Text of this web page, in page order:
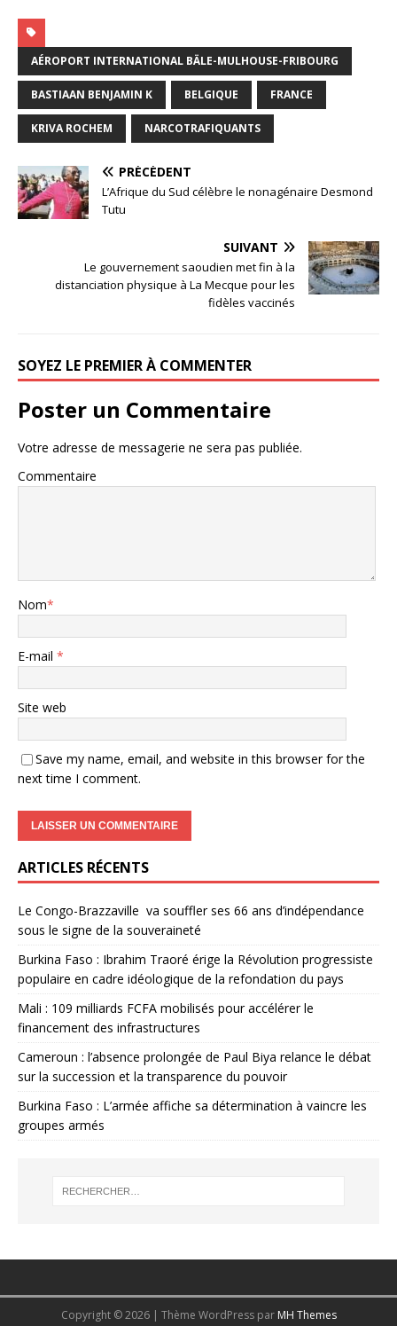
AÉROPORT INTERNATIONAL BÄLE-MULHOUSE-FRIBOURG
BASTIAAN BENJAMIN K BELGIQUE FRANCE
KRIVA ROCHEM NARCOTRAFIQUANTS
PRÉCÉDENT
L’Afrique du Sud célèbre le nonagénaire Desmond
Tutu
SUIVANT
Le gouvernement saoudien met fin à la
distanciation physique à La Mecque pour les
fidèles vaccinés
SOYEZ LE PREMIER À COMMENTER
Poster un Commentaire
Votre adresse de messagerie ne sera pas publiée.
Commentaire
Nom*
E-mail *
Site web
Save my name, email, and website in this browser for the
next time I comment.
ARTICLES RÉCENTS
Le Congo-Brazzaville va souffler ses 66 ans d’indépendance
sous le signe de la souveraineté
Burkina Faso : Ibrahim Traoré érige la Révolution progressiste
populaire en cadre idéologique de la refondation du pays
Mali : 109 milliards FCFA mobilisés pour accélérer le
financement des infrastructures
Cameroun : l’absence prolongée de Paul Biya relance le débat
sur la succession et la transparence du pouvoir
Burkina Faso : L’armée affiche sa détermination à vaincre les
groupes armés
Copyright © 2026 | Thème WordPress par MH Themes